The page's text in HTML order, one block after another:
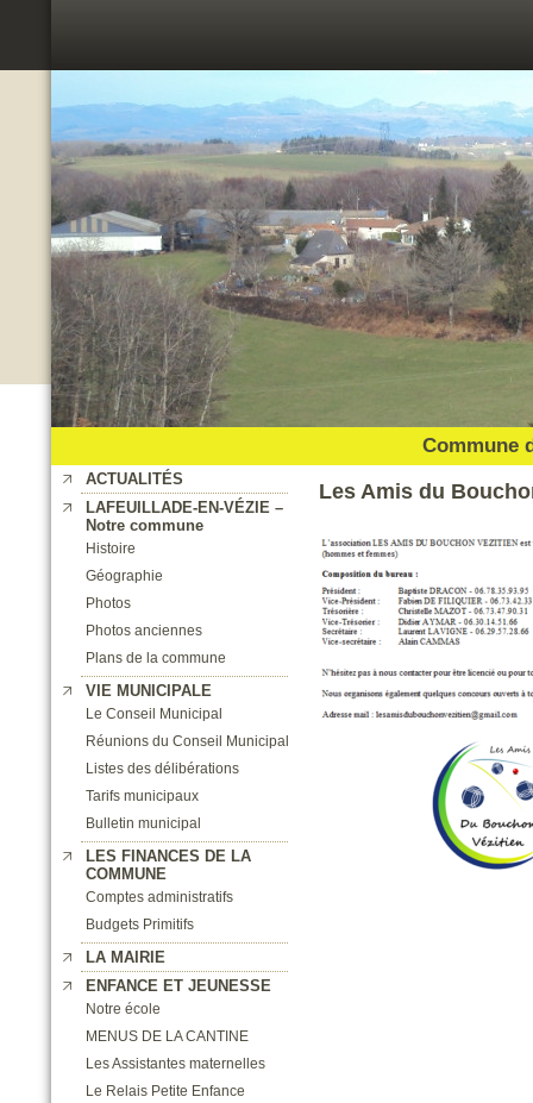
Commune
ACTUALITÉS
LAFEUILLADE-EN-VÉZIE –
Notre commune
Histoire
Géographie
Photos
Photos anciennes
Plans de la commune
VIE MUNICIPALE
Le Conseil Municipal
Réunions du Conseil Municipal
Listes des délibérations
Tarifs municipaux
Bulletin municipal
LES FINANCES DE LA
COMMUNE
Comptes administratifs
Budgets Primitifs
LA MAIRIE
ENFANCE ET JEUNESSE
Notre école
MENUS DE LA CANTINE
Les Assistantes maternelles
Le Relais Petite Enfance
Les Amis du